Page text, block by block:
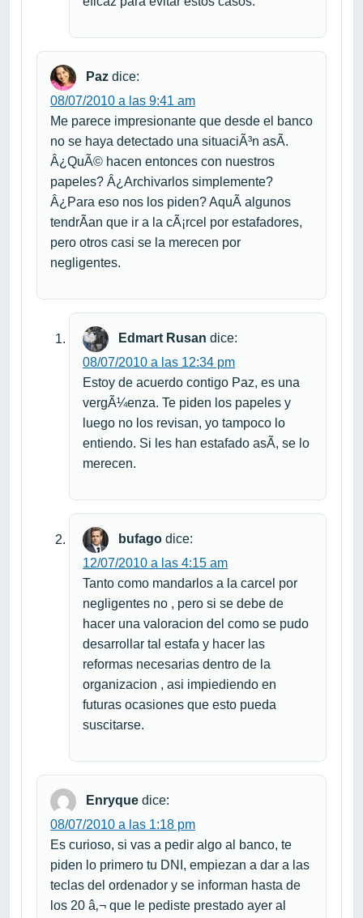
Paz dice:
08/07/2010 a las 9:41 am
Me parece impresionante que desde el banco
no se haya detectado una situaciÃ³n asÃ­.
Â¿QuÃ© hacen entonces con nuestros
papeles? Â¿Archivarlos simplemente?
Â¿Para eso nos los piden? AquÃ­ algunos
tendrÃ­an que ir a la cÃ¡rcel por estafadores,
pero otros casi se la merecen por
negligentes.
Edmart Rusan dice:
08/07/2010 a las 12:34 pm
Estoy de acuerdo contigo Paz, es una
vergÃ¼enza. Te piden los papeles y
luego no los revisan, yo tampoco lo
entiendo. Si les han estafado asÃ­, se lo
merecen.
bufago dice:
12/07/2010 a las 4:15 am
Tanto como mandarlos a la carcel por
negligentes no , pero si se debe de
hacer una valoracion del como se pudo
desarrollar tal estafa y hacer las
reformas necesarias dentro de la
organizacion , asi impiediendo en
futuras ocasiones que esto pueda
suscitarse.
Enryque dice:
08/07/2010 a las 1:18 pm
Es curioso, si vas a pedir algo al banco, te
piden lo primero tu DNI, empiezan a dar a las
teclas del ordenador y se informan hasta de
los 20 â‚¬ que le pediste prestado ayer al